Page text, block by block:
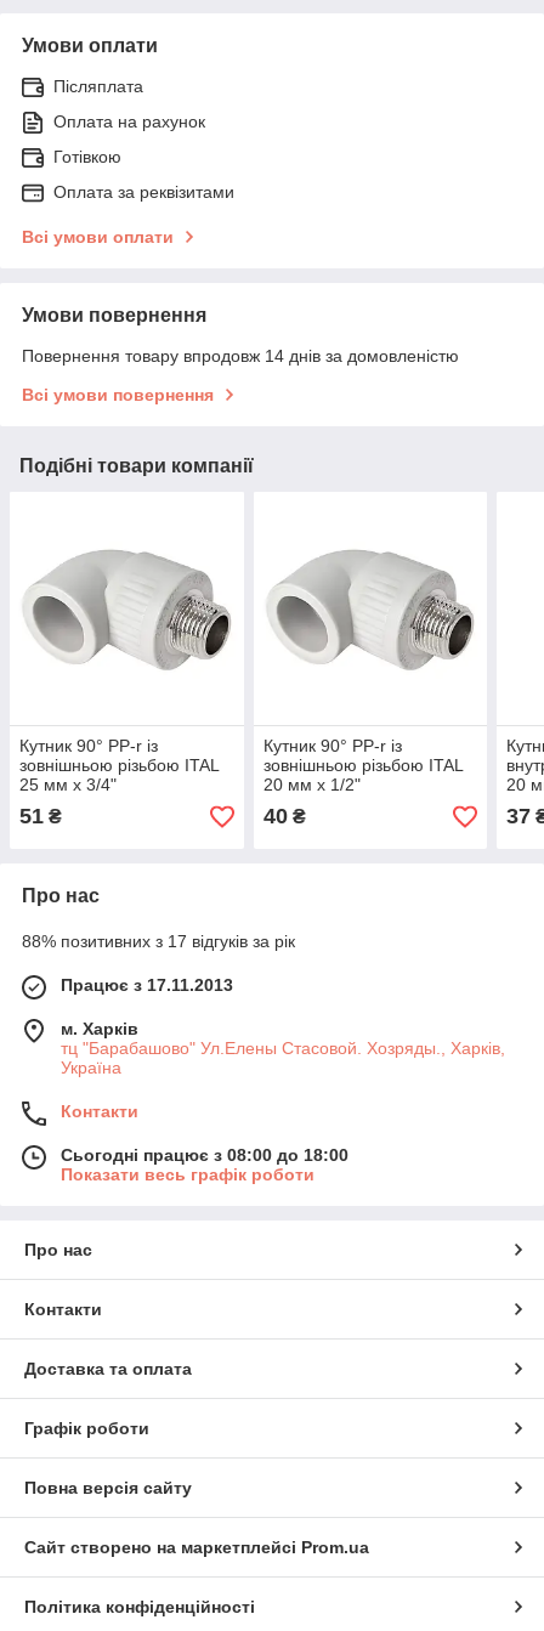
Умови оплати
Післяплата
Оплата на рахунок
Готівкою
Оплата за реквізитами
Всі умови оплати
Умови повернення
Повернення товару впродовж 14 днів за домовленістю
Всі умови повернення
Подібні товари компанії
Кутник 90° PP-r із
зовнішньою різьбою ITAL
25 мм х 3/4"
51 ₴
Кутник 90° PP-r із
зовнішньою різьбою ITAL
20 мм х 1/2"
40₴
20
37
Про нас
88% позитивних з 17 відгуків за рік
Працює з 17.11.2013
м. Харків
тц "Барабашово" Ул.Елены Стасовой. Хозряды., Харків,
Україна
Контакти
Сьогодні працює з 08:00 до 18:00
Показати весь графік роботи
Про нас
Контакти
Доставка та оплата
Графік роботи
Повна версія сайту
Сайт створено на маркетплейсі Prom.ua
Політика конфіденційності